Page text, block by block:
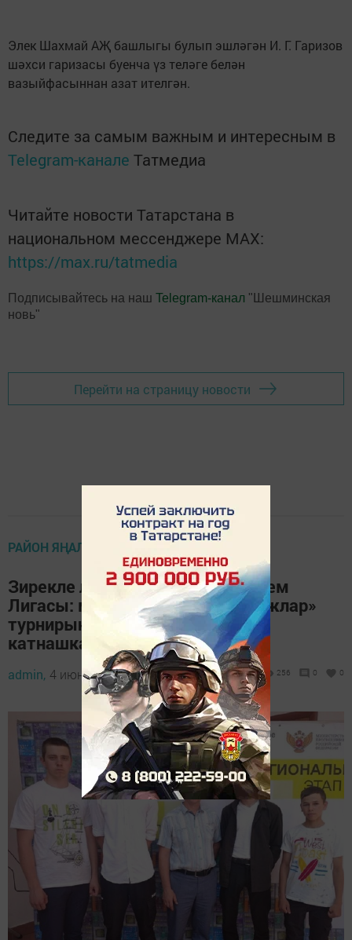
Элек Шахмай АҖ башлыгы булып эшләгән И. Г. Гаризов
шәхси гаризасы буенча үз теләге белән
вазыйфасыннан азат ителгән.
Следите за самым важным и интересным в
Telegram-канале Татмедиа
Читайте новости Татарстана в
национальном мессенджере MАХ:
https://max.ru/tatmedia
Подписывайтесь на наш Telegram-канал "Шешминская
новь"
Перейти на страницу новости
РАЙОН ЯҢАЛЫКЛАРЫ
Зирекле лицее укучылары «Белем
Лигасы: мәктәпләр һәм колледжлар»
турнирының төбәк этабында
катнашканнар
admin, 4 июнь 2023 - 10:33 256 0 0